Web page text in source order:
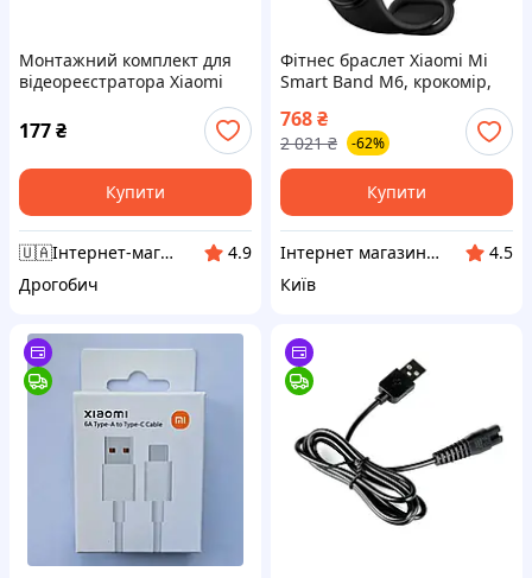
Монтажний комплект для
відеореєстратора Xiaomi
D05, D08) | Статична плівка
+ 3M скотч
177₴
Купити
🇺🇦Інтернет-магазин "VM24" - Відправлення товарів в день замовлення.
4.9
Дрогобич
Фітнес браслет Xiaomi Mi
Smart Band M6, крокомір,
768₴
2 021 ₴ -62%
Купити
Інтернет магазин побутової техніки "Знижка24"
4.5
Київ